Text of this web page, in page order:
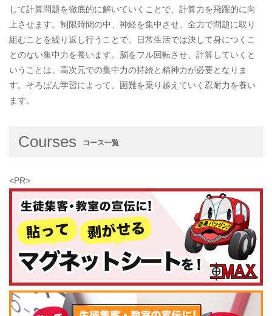
して計算問題を徹底的に解いていくことで、計算力を飛躍的に向
上させます。制限時間の中、神経を集中させ、全力で問題に取り
組むことを繰り返し行うことで、日常生活では決して身につくこ
とのない集中力を養います。脳をフル回転させ、計算していくと
いうことは、高次元での集中力の持続と精神力が必要となりま
す。そろばん学習によって、困難を乗り越えていく忍耐力を養い
ます。
Courses コース一覧
<PR>